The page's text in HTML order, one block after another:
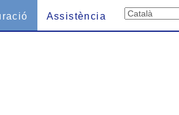
Assistència